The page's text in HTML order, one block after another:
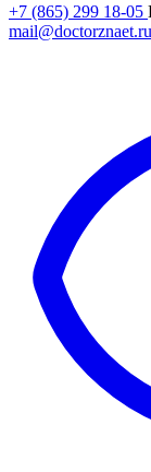
+7 (865) 299 18-05
mail@doctorznaet.ru